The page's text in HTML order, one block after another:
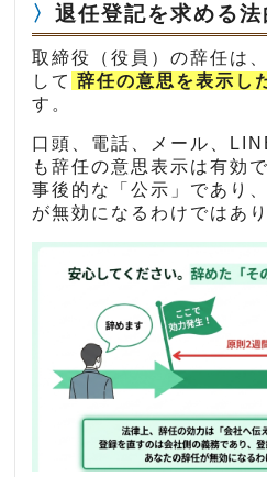
退任登記を求める
取締役（役員）の辞任は
して 辞任の意思を表示し
す。
口頭、電話、メール、
も辞任の意思表示は有効
事後的な「公示」であり
が無効になるわけではあ